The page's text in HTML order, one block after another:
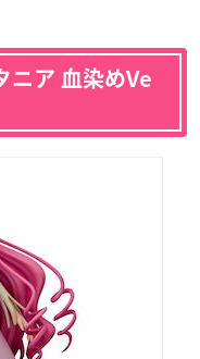
ニア 血染めVe